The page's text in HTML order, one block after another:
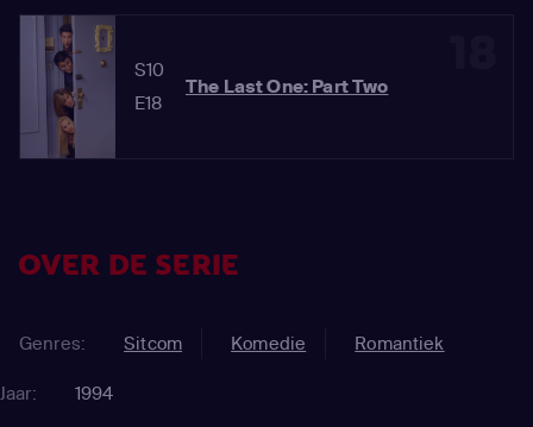
S10
E18
The Last One: Part Two
OVER DE SERIE
Genres: Sitcom Komedie Romantiek
Jaar: 1994